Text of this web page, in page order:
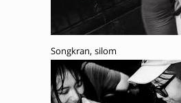
Songkran, silom